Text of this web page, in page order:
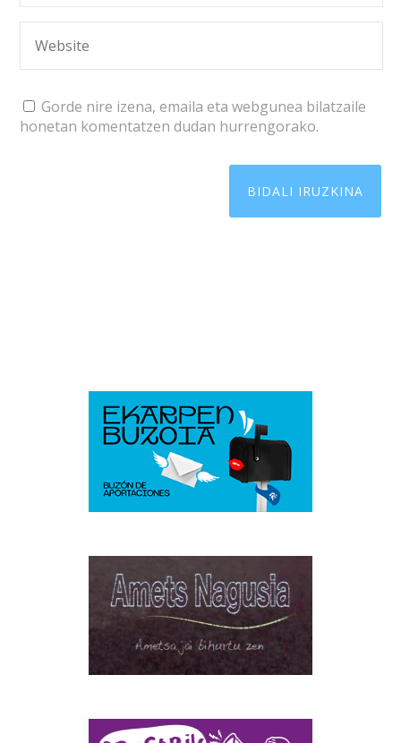
Gorde nire izena, emaila eta webgunea bilatzaile
honetan komentatzen dudan hurrengorako.